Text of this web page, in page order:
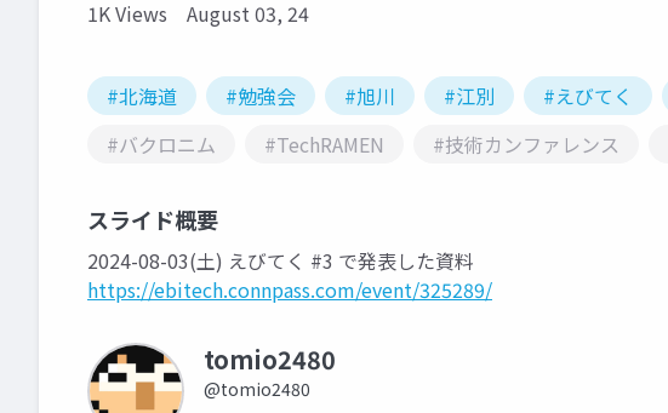
1K Views August 03, 24
#北海道 #勉強会 #旭川 #江別 #えびてく
#バクロニム
#TechRAMEN #技術カンファレンス
スライド概要
2024-08-03(土) えびてく #3 で発表した資料
https://ebitech.connpass.com/event/325289/
tomio2480
@tomio2480